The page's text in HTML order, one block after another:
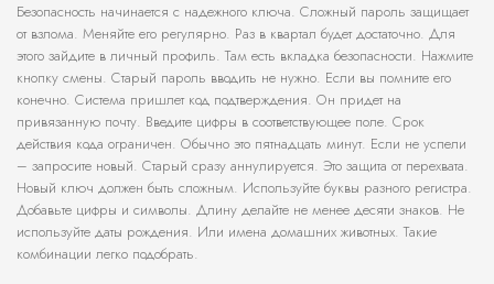
Безопасность начинается с надежного ключа. Сложный пароль защищает
от взлома. Меняйте его регулярно. Раз в квартал будет достаточно. Для
этого зайдите в личный профиль. Там есть вкладка безопасности. Нажмите
кнопку смены. Старый пароль вводить не нужно. Если вы помните его
конечно. Система пришлет код подтверждения. Он придет на
привязанную почту. Введите цифры в соответствующее поле. Срок
действия кода ограничен. Обычно это пятнадцать минут. Если не успели
– запросите новый. Старый сразу аннулируется. Это защита от перехвата.
Новый ключ должен быть сложным. Используйте буквы разного регистра.
Добавьте цифры и символы. Длину делайте не менее десяти знаков. Не
используйте даты рождения. Или имена домашних животных. Такие
комбинации легко подобрать.